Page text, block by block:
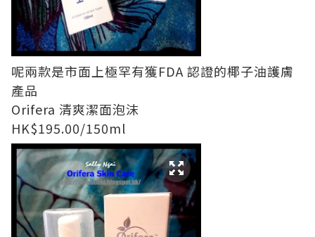
呢兩款是市面上極罕有獲FDA 認證的椰子油護膚
產品
Orifera 清爽潔面泡沫
HK$195.00/150ml